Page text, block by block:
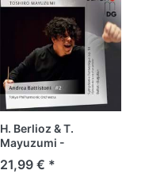
H. Berlioz & T.
Mayuzumi -
Orchesterwerke
21,99 € *